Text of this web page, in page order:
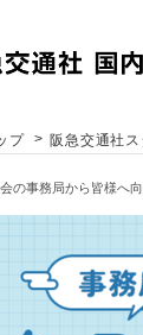
プ > 阪急交通社
の事務局から皆様へ